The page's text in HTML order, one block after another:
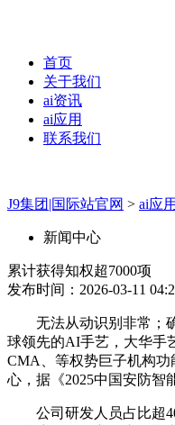
首页
关于我们
ai资讯
ai应用
联系我们
J9集团|国际站官网 > ai应用
新闻中心
累计获得知权超7000项
发布时间：2026-03-11
无法从动识别非常；确
球领先的AI手艺，大华手
CMA、等权势巨子机构
心，据《2025中国安防智
公司研发人员占比超